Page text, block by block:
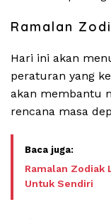
Ramalan
Hari ini akan
peraturan yang
akan membantu
rencana masa
Ramalan Zodiak
Untuk Sendiri